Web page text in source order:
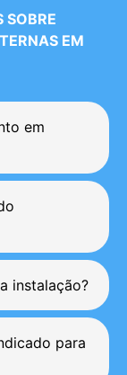
SOBRE
EM
em
instalação?
para